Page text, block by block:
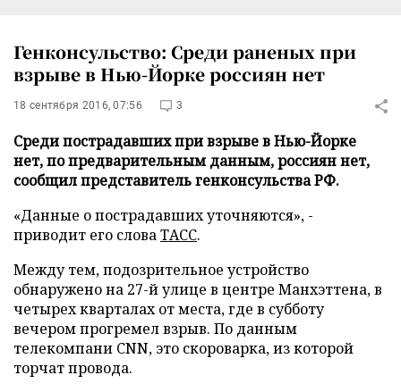
Генконсульство: Среди раненых при
взрыве в Нью-Йорке россиян нет
18 сентября 2016, 07:56 3
Среди пострадавших при взрыве в Нью-Йорке
нет, по предварительным данным, россиян нет,
сообщил представитель генконсульства РФ.
«Данные о пострадавших уточняются», -
приводит его словаТАСС.
Между тем, подозрительное устройство
обнаружено на 27-й улице в центре Манхэттена, в
четырех кварталах от места, где в субботу
вечером прогремел взрыв. По данным
телекомпани CNN, это скороварка, из которой
торчат провода.